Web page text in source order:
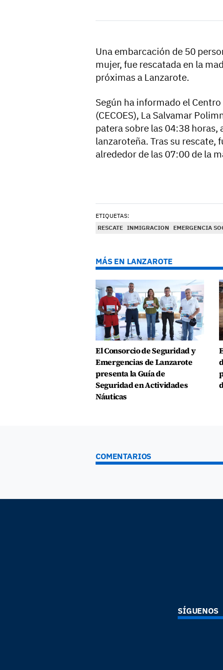
Una embarcación de 50
mujer, fue rescatada en la
próximas a Lanzarote.
Según ha informado el
(CECOES), La Salvamar
patera sobre las 04:38
lanzaroteña. Tras su rescate,
alrededor de las 07:00 de la
ETIQUETAS:
RESCATE INMIGRACION EMERGENCIA
MÁS EN LANZAROTE
El Consorcio de Seguridad y
Emergencias de Lanzarote
presenta la Guía de
Seguridad en Actividades
Náuticas
COMENTARIOS
SÍGUENOS